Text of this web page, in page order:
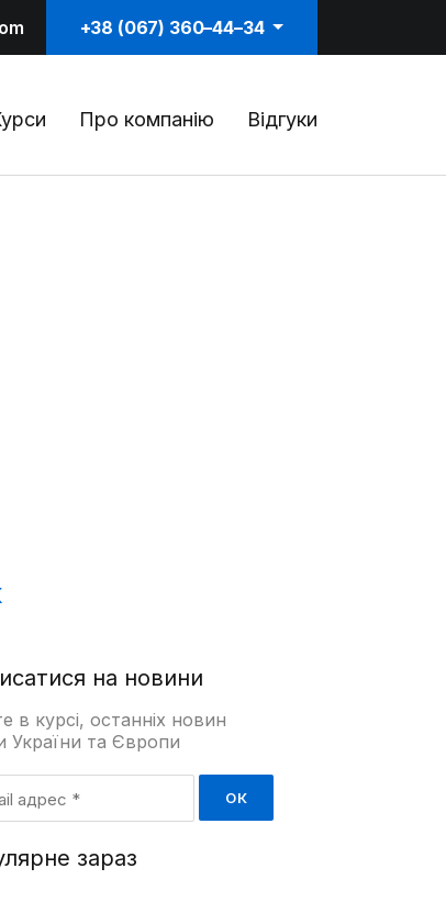
+38 (067) 360–44–34
Про компанію Відгуки
на новини
в курсі, останніх новин
України та Європи
зараз